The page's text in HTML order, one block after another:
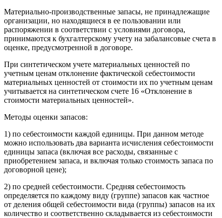
Материально-производственные запасы, не принадлежащие
организации, но находящиеся в ее пользовании или
распоряжении в соответствии с условиями договора,
принимаются к бухгалтерскому учету на забалансовые счета в
оценке, предусмотренной в договоре.
При синтетическом учете материальных ценностей по
учетным ценам отклонение фактической себестоимости
материальных ценностей от стоимости их по учетным ценам
учитывается на синтетическом счете 16 «Отклонение в
стоимости материальных ценностей».
Методы оценки запасов:
1) по себестоимости каждой единицы. При данном методе
можно использовать два варианта исчисления себестоимости
единицы запаса (включая все расходы, связанные с
приобретением запаса, и включая только стоимость запаса по
договорной цене);
2) по средней себестоимости. Средняя себестоимость
определяется по каждому виду (группе) запасов как частное
от деления общей себестоимости вида (группы) запасов на их
количество и соответственно складывается из себестоимости